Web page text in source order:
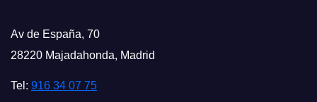
Av de España, 70
28220 Majadahonda, Madrid
Tel: 916 34 07 75